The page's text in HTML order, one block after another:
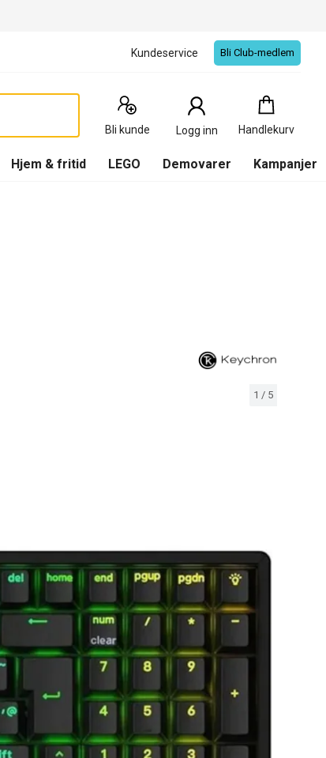
Kundeservice Bli Club-medlem
Bli kunde Logg inn Handlekurv
Handlekurv
0
Produkter
Hjem & fritid LEGO Demovarer Kampanjer
1 / 5